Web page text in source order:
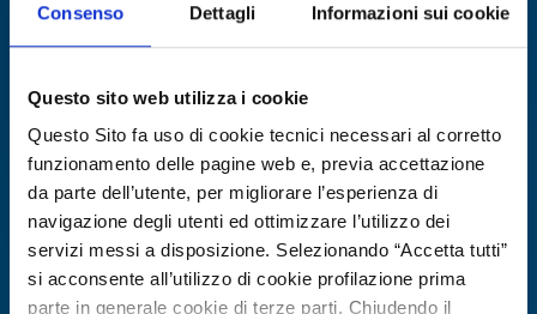
Consenso Dettagli Informazioni sui cookie
Questo sito web utilizza i cookie
Questo Sito fa uso di cookie tecnici necessari al corretto
funzionamento delle pagine web e, previa accettazione
da parte dell’utente, per migliorare l’esperienza di
navigazione degli utenti ed ottimizzare l’utilizzo dei
servizi messi a disposizione. Selezionando “Accetta tutti”
si acconsente all’utilizzo di cookie profilazione prima
parte in generale cookie di terze parti. Chiudendo il
DISCOVER MORE →
Expires on17 novembre 2026